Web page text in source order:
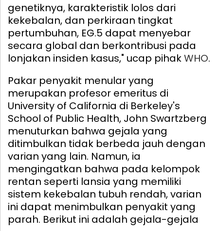
genetiknya, karakteristik lolos dari
kekebalan, dan perkiraan tingkat
pertumbuhan, EG.5 dapat menyebar
secara global dan berkontribusi pada
lonjakan insiden kasus," ucap pihakWHO.
Pakar penyakit menular yang
merupakan profesor emeritus di
University of California di Berkeley's
School of Public Health, John Swartzberg
menuturkan bahwa gejala yang
ditimbulkan tidak berbeda jauh dengan
varian yang lain. Namun, ia
mengingatkan bahwa pada kelompok
rentan seperti lansia yang memiliki
sistem kekebalan tubuh rendah, varian
ini dapat menimbulkan penyakit yang
parah. Berikut ini adalah gejala-gejala